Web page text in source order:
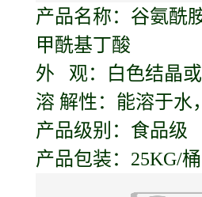
产品名称： 谷氨酰
甲酰基丁酸
外 观：白色结晶
溶 解性：能溶于水，
产品级别：食品级
产品包装：25KG/